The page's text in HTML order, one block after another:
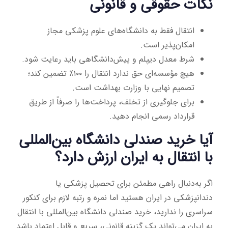
نکات حقوقی و قانونی
انتقال فقط به دانشگاه‌های علوم پزشکی مجاز
امکان‌پذیر است.
شرط معدل دیپلم و پیش‌دانشگاهی باید رعایت شود.
هیچ مؤسسه‌ای حق ندارد انتقال را ۱۰۰٪ تضمین کند؛
تصمیم نهایی با وزارت بهداشت است.
برای جلوگیری از تخلف، پرداخت‌ها را صرفاً از طریق
قرارداد رسمی انجام دهید.
آیا خرید صندلی دانشگاه بین‌المللی
با انتقال به ایران ارزش دارد؟
اگر به‌دنبال راهی مطمئن برای تحصیل پزشکی یا
دندانپزشکی در ایران هستید اما نمره و رتبه لازم برای کنکور
سراسری را ندارید، خرید صندلی دانشگاه بین‌المللی با انتقال